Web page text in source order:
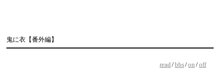
鬼に衣【番外編】
read /bbs/on /off